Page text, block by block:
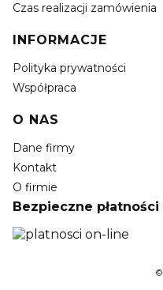
Czas realizacji zamówienia
INFORMACJE
Polityka prywatności
Współpraca
O NAS
Dane firmy
Kontakt
O firmie
Bezpieczne płatności
©